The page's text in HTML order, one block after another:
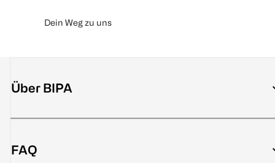
Dein Weg zu uns
Über BIPA
FAQ